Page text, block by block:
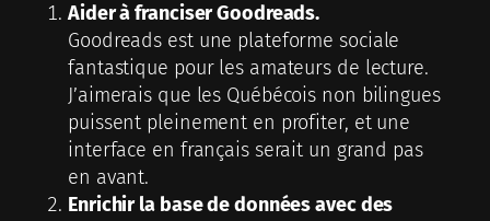
Aider à franciser Goodreads.
Goodreads est une plateforme sociale
fantastique pour les amateurs de lecture.
J’aimerais que les Québécois non bilingues
puissent pleinement en profiter, et une
interface en français serait un grand pas
en avant.
Enrichir la base de données avec des